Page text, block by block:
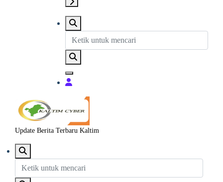
Update Berita Terbaru Kaltim